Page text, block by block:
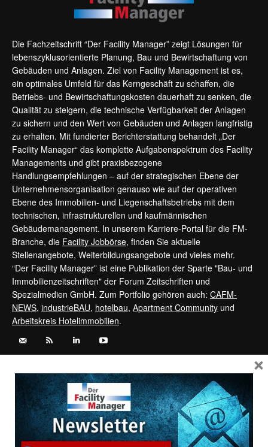
Die Fachzeitschrift “Der Facility Manager” zeigt Lösungen für
lebenszyklusorientierte Planung, Bau und Bewirtschaftung von
Gebäuden und Anlagen. Ziel von Facility Management ist es,
ein optimales Umfeld für das Kerngeschäft zu schaffen, die
Betriebs- und Bewirtschaftungskosten dauerhaft zu senken, die
Qualität zu steigern, die technische Verfügbarkeit der Anlagen
zu sichern und den Wert von Gebäuden und Anlagen langfristig
zu erhalten. Mit fundierter Berichterstattung behandelt „Der
Facility Manager“ das komplette Aufgabenspektrum des Facility
Managements und gibt praxisbezogene
Handlungsempfehlungen – auf der strategischen Ebene der
Unternehmensorganisation genauso wie auf der operativen
Ebene des Immobilien- und Liegenschaftsbetriebs mit dem
technischen, infrastrukturellen und kaufmännischen
Gebäudemanagement. In unserem Karriere-Portal für die FM-
Branche, die Facility Jobbörse, finden Sie aktuelle
Stellenangebote, Weiterbildungsangebote und vieles mehr.
“Der Facility Manager” ist eine Publikation der Sparte "Bau- und
Immobilienzeitschriften" der Forum Zeitschriften und
Spezialmedien GmbH. Zum Portfolio gehören auch: CAFM-
NEWS, industrieBAU, hotelbau, Apartment Community und
Arbeitskreis Hotelimmobilien.
Kontaktieren Sie uns:service@forum-zeitschriften.de
Vertrag widerrufen
FORUM Zeitschriften und Spezialmedien GmbH|FORUM Media
×